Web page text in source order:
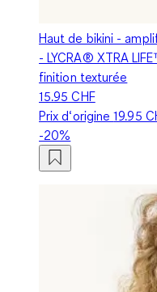
Haut de bikini -
- LYCRA® XTRA
finition texturée
15.95 CHF
Prix d‘origine19.95
-20%